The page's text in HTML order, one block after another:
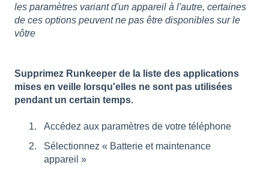
les paramètres variant d'un appareil à l'autre, certaines
de ces options peuvent ne pas être disponibles sur le
vôtre
Supprimez Runkeeper de la liste des applications
mises en veille lorsqu'elles ne sont pas utilisées
pendant un certain temps.
Accédez aux paramètres de votre téléphone
Sélectionnez « Batterie et maintenance
appareil »